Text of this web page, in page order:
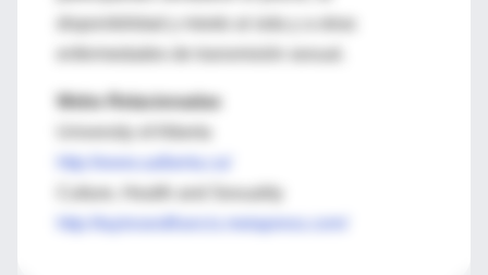
Webs Relacionadas
http://taylorandfrancis.metapress.com/